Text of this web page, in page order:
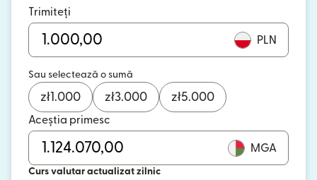
Trimiteți
PLN
Sau selectează o sumă
zł1.000 zł3.000 zł5.000
Aceștia primesc
MGA
Curs valutar actualizat zilnic